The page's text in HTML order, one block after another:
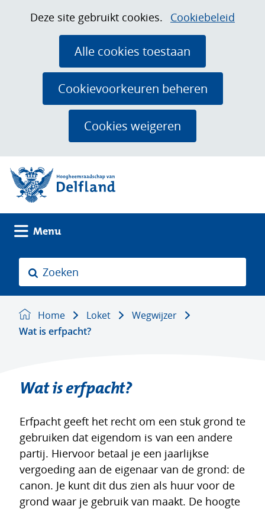
Cookies
toestaan?
Deze site gebruikt cookies. Cookiebeleid
worden
toegestaan
Alle cookies toestaan
Cookievoorkeuren beheren
Cookies weigeren
Ga
de
inhoud
(naar homepage)
MenuUitklappen
e
Zoeken
Home Loket
Wegwijzer
Wat is erfpacht?
Wat is erfpacht?
Erfpacht geeft het recht om een stuk grond te
gebruiken dat eigendom is van een andere
partij. Hiervoor betaal je een jaarlijkse
vergoeding aan de eigenaar van de grond: de
canon. Je kunt dit dus zien als huur voor de
grond waar je gebruik van maakt. De hoogte